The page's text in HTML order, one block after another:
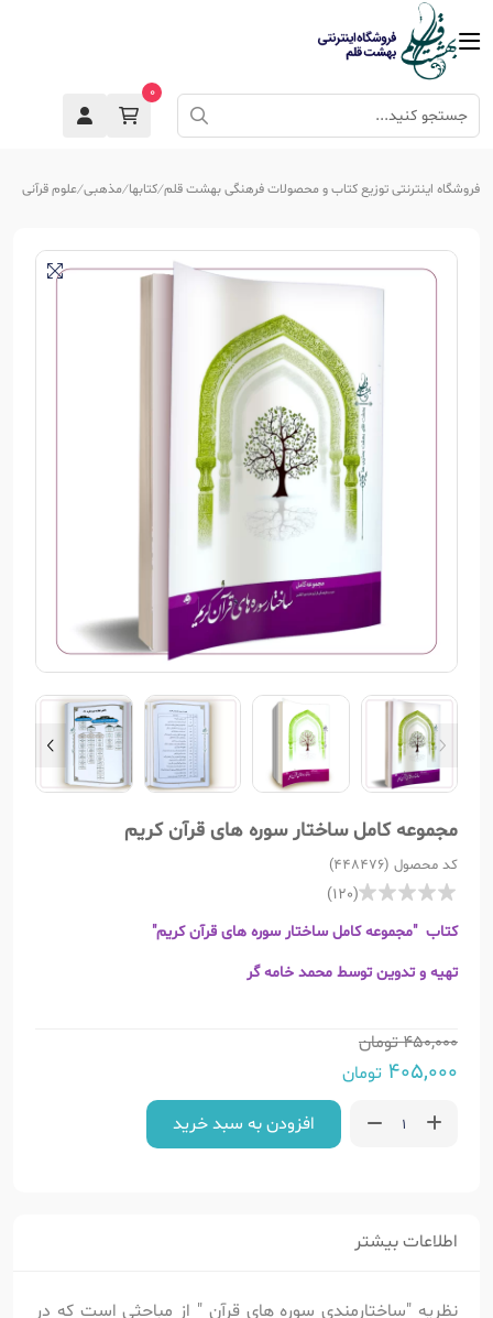
0
فروشگاه اینترنتی توزیع کتاب و محصولات فرهنگی بهشت قلم کتابها مذهبی علوم قرآنی
مجموعه کامل ساختار سوره های قرآن کریم
کد محصول (448476)
(120)
کتاب "مجموعه کامل ساختار سوره های قرآن کریم"
تهیه و تدوین توسط محمد خامه گر
450,000تومان
405,000 تومان
افزودن به سبد خرید
اطلاعات بیشتر
نظریه "ساختارمندی سوره های قرآن " از مباحثی است که در